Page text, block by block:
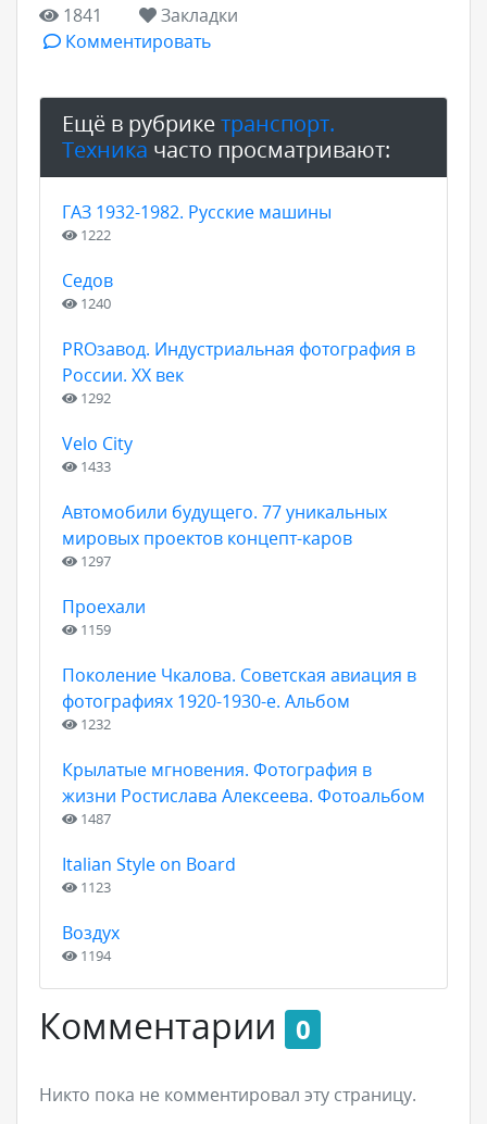
1841
Закладки
Комментировать
Ещё в рубрикетранспорт.
Техника часто просматривают:
ГАЗ 1932-1982. Русские машины
1222
Седов
1240
PROзавод. Индустриальная фотография в
России. ХХ век
1292
Velo City
1433
Автомобили будущего. 77 уникальных
мировых проектов концепт-каров
1297
Проехали
1159
Поколение Чкалова. Советская авиация в
фотографиях 1920-1930-е. Альбом
1232
Крылатые мгновения. Фотография в
жизни Ростислава Алексеева. Фотоальбом
1487
Italian Style on Board
1123
Воздух
1194
Комментарии 0
Никто пока не комментировал эту страницу.